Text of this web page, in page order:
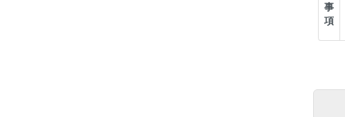
事
項